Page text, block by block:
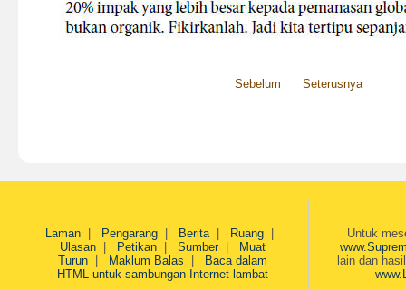
Sebelum Seterusnya
Laman| Pengarang| Berita| Ruang|
Ulasan
Petikan Sumber|
Muat
Turun
Maklum Balas
Baca dalam
HTML untuk sambungan Internet lambat
Untuk
lain dan